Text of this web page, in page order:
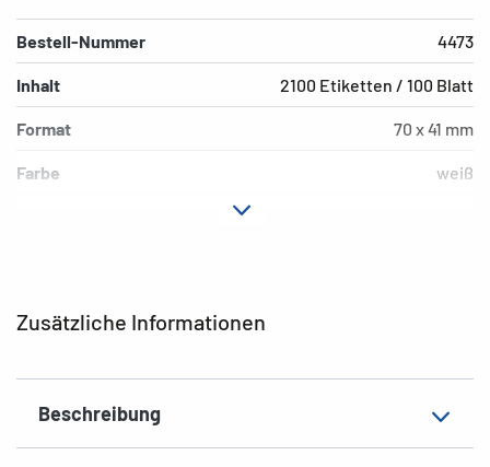
Zusätzliche Informationen
Beschreibung
Bestell-Nummer 4473
Inhalt 2100 Etiketten / 100 Blatt
Format 70 x 41 mm
Farbe weiß